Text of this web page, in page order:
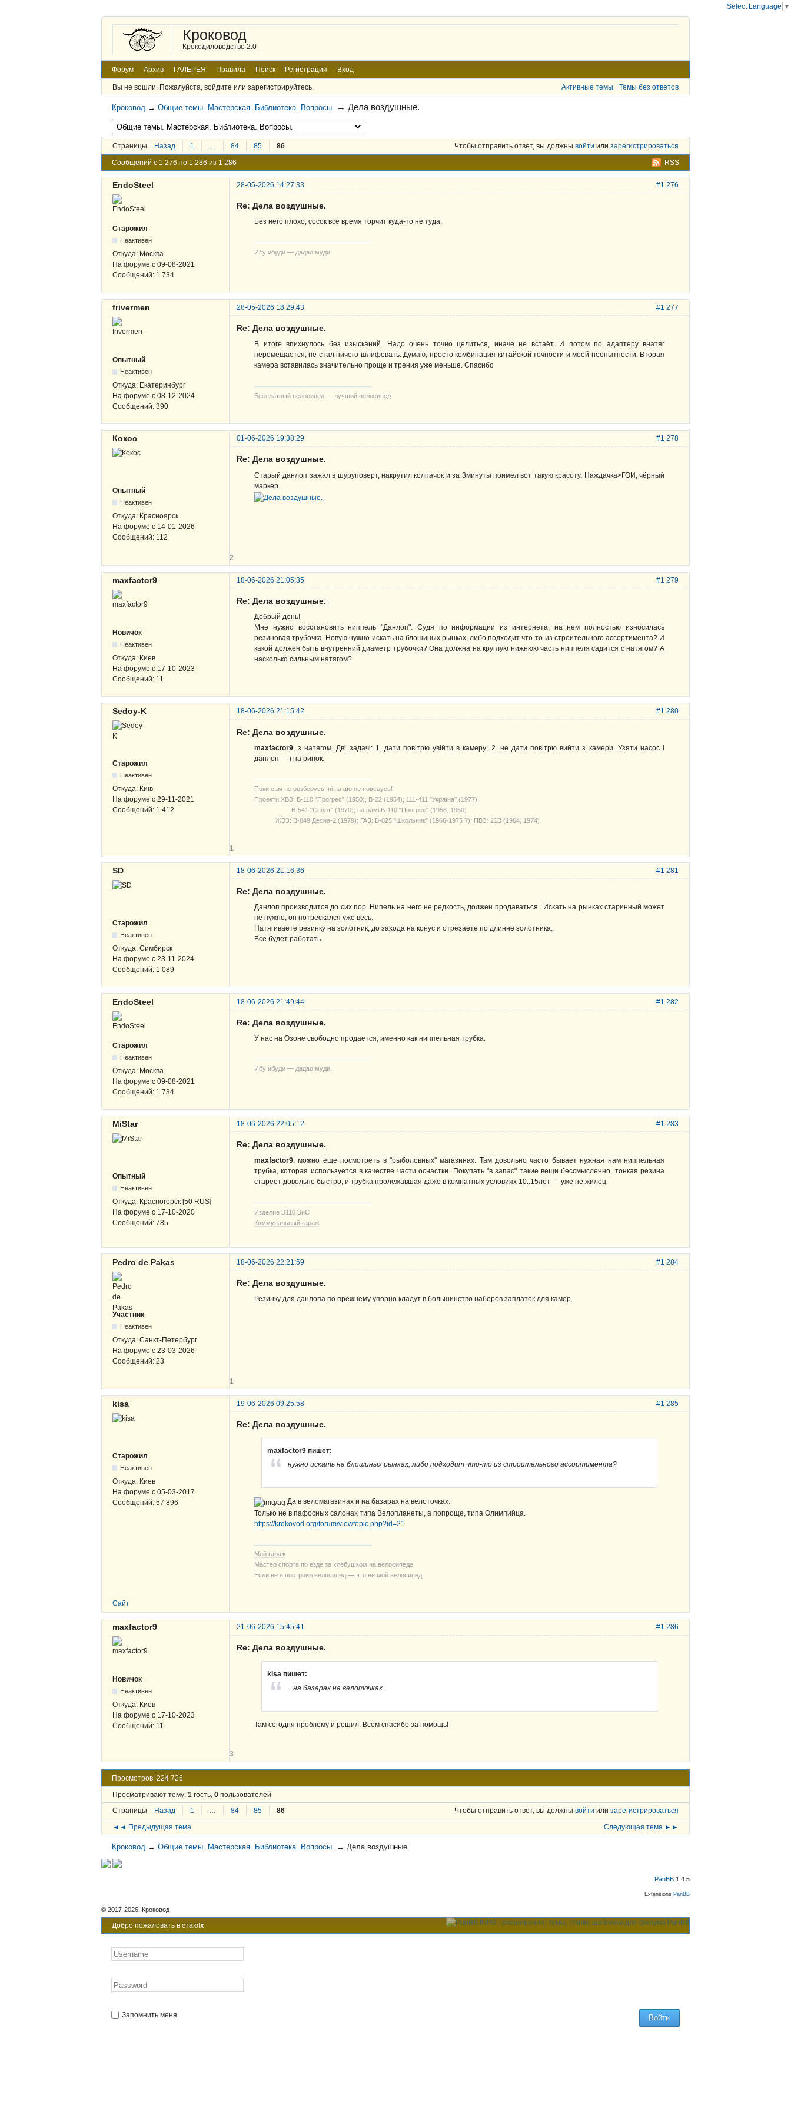
Кроковод
Крокодиловодство 2.0
Форум Архив ГАЛЕРЕЯ Правила Поиск Регистрация Вход
Вы не вошли. Пожалуйста, войдите или зарегистрируйтесь. Активные темы Темы без ответов
Кроковод →Общие темы. Мастерская. Библиотека. Вопросы. →Дела воздушные.
Страницы Назад 1 … 84 85 86 Чтобы отправить ответ, вы должны войти или зарегистрироваться
RSS
Сообщений с 1 276 по 1 286 из 1 286
#1 276
EndoSteel 28-05-2026 14:27:33
Старожил
Неактивен
Откуда: Москва
На форуме с 09-08-2021
Сообщений: 1 734
Re: Дела воздушные.
Без него плохо, сосок все время торчит куда-то не туда.
Ибу ибуди — дадао муди!
#1 277
frivermen 28-05-2026 18:29:43
Опытный
Неактивен
Откуда: Екатеринбург
На форуме с 08-12-2024
Сообщений: 390
Re: Дела воздушные.
В итоге впихнулось без изысканий. Надо очень точно целиться, иначе не встаёт. И потом по адаптеру внатяг
перемещается, не стал ничего шлифовать. Думаю, просто комбинация китайской точности и моей неопытности. Вторая
камера вставилась значительно проще и трения уже меньше. Спасибо
Бесплатный велосипед — лучший велосипед
#1 278
Кокос 01-06-2026 19:38:29
Опытный
Неактивен
Откуда: Красноярск
На форуме с 14-01-2026
Сообщений: 112
Re: Дела воздушные.
Старый данлоп зажал в шуруповерт, накрутил колпачок и за 3минуты поимел вот такую красоту. Наждачка>ГОИ, чёрный
маркер.
2
#1 279
maxfactor9 18-06-2026 21:05:35
Новичок
Неактивен
Откуда: Киев
На форуме с 17-10-2023
Сообщений: 11
Re: Дела воздушные.
Добрый день!
Мне нужно восстановить ниппель "Данлоп". Судя по информации из интернета, на нем полностью износилась
резиновая трубочка. Новую нужно искать на блошиных рынках, либо подходит что-то из строительного ассортимента? И
какой должен быть внутренний диаметр трубочки? Она должна на круглую нижнюю часть ниппеля садится с натягом? А
насколько сильным натягом?
#1 280
Sedoy-K 18-06-2026 21:15:42
Старожил
Неактивен
Откуда: Київ
На форуме с 29-11-2021
Сообщений: 1 412
Re: Дела воздушные.
maxfactor9 , з натягом. Дві задачі: 1. дати повітрю увійти в камеру; 2. не дати повітрю вийти з камери. Узяти насос і
данлоп — і на ринок.
Поки сам не розберусь, ні на що не поведусь!
Проекти ХВЗ: В-110 "Прогрес" (1950); В-22 (1954); 111-411 "Україна" (1977);
В-541 "Спорт" (1970); на рамі В-110 "Прогрес" (1958, 1950)
ЖВЗ: В-849 Десна-2 (1979); ГАЗ: В-025 "Школьник" (1966-1975 ?); ПВЗ: 21В (1964, 1974)
1
#1 281
SD 18-06-2026 21:16:36
Старожил
Неактивен
Откуда: Симбирск
На форуме с 23-11-2024
Сообщений: 1 089
Re: Дела воздушные.
Данлоп производится до сих пор. Нипель на него не редкость, должен продаваться. Искать на рынках старинный может
не нужно, он потрескался уже весь.
Натягиваете резинку на золотник, до захода на конус и отрезаете по длинне золотника.
Все будет работать.
#1 282
EndoSteel 18-06-2026 21:49:44
Старожил
Неактивен
Откуда: Москва
На форуме с 09-08-2021
Сообщений: 1 734
Re: Дела воздушные.
У нас на Озоне свободно продается, именно как ниппельная трубка.
Ибу ибуди — дадао муди!
#1 283
MiStar 18-06-2026 22:05:12
Опытный
Неактивен
Откуда: Красногорск [50 RUS]
На форуме с 17-10-2020
Сообщений: 785
Re: Дела воздушные.
maxfactor9, можно еще посмотреть в "рыболовных" магазинах. Там довольно часто бывает нужная нам ниппельная
трубка, которая используется в качестве части оснастки. Покупать "в запас" такие вещи бессмысленно, тонкая резина
стареет довольно быстро, и трубка пролежавшая даже в комнатных условиях 10..15лет — уже не жилец.
Изделие В110 ЗиС
Коммунальный гараж
#1 284
Pedro de Pakas 18-06-2026 22:21:59
Участник
Неактивен
Откуда: Санкт-Петербург
На форуме с 23-03-2026
Сообщений: 23
Re: Дела воздушные.
Резинку для данлопа по прежнему упорно кладут в большинство наборов заплаток для камер.
1
#1 285
kisa 19-06-2026 09:25:58
Старожил
Неактивен
Откуда: Киев
На форуме с 05-03-2017
Сообщений: 57 896
Re: Дела воздушные.
maxfactor9 пишет:
нужно искать на блошиных рынках, либо подходит что-то из строительного ассортимента?
Да в веломагазинах и на базарах на велоточках.
Только не в пафосных салонах типа Велопланеты, а попроще, типа Олимпийца.
https://krokovod.org/forum/viewtopic.php?id=21
Мой гараж
Мастер спорта по езде за хлебушком на велосипеде.
Если не я построил велосипед — это не мой велосипед.
Сайт
#1 286
maxfactor9 21-06-2026 15:45:41
Новичок
Неактивен
Откуда: Киев
На форуме с 17-10-2023
Сообщений: 11
Re: Дела воздушные.
kisa пишет:
...на базарах на велоточках.
Там сегодня проблему и решил. Всем спасибо за помощь!
3
Просмотров: 224 726
Просматривают тему: 1 гость, 0 пользователей
Страницы
Назад 1 … 84 85 86 Чтобы отправить ответ, вы должны войти или зарегистрироваться
◄◄ Предыдущая тема
Следующая тема ►►
Кроковод →Общие темы. Мастерская. Библиотека. Вопросы. → Дела воздушные.
PanBB 1.4.5
Extensions PanBB
© 2017-2026, Кроковод
Select Language ▼
Добро пожаловать в стаю!x
Запомнить меня